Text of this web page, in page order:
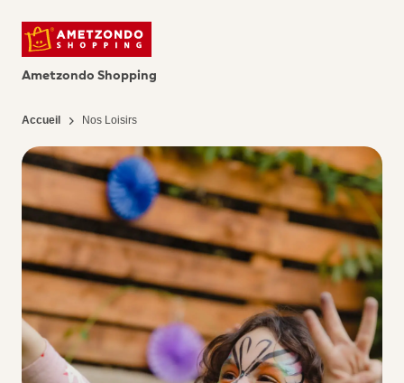
Ametzondo Shopping
Accueil Nos Loisirs